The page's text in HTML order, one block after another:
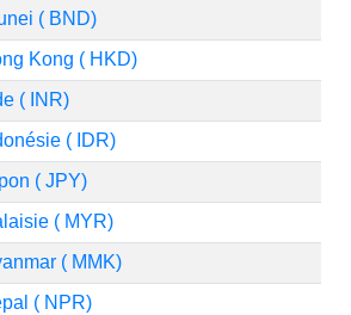
( BND)
Kong ( HKD)
( INR)
( IDR)
( JPY)
( MYR)
( MMK)
( NPR)